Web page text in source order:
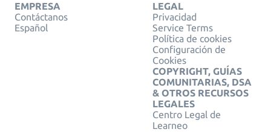
EMPRESA
Contáctanos
Español
LEGAL
Privacidad
Service Terms
Política de cookies
Configuración de
Cookies
COPYRIGHT, GUÍAS
COMUNITARIAS, DSA
& OTROS RECURSOS
LEGALES
Centro Legal de
Learneo